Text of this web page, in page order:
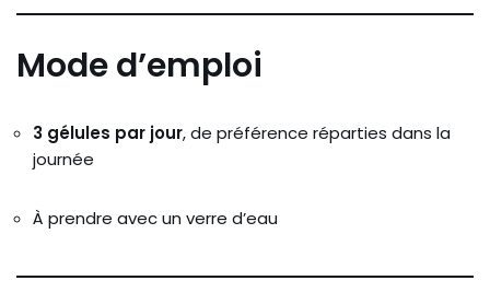
Mode d’emploi
3 gélules par jour, de préférence réparties dans la
journée
À prendre avec un verre d’eau